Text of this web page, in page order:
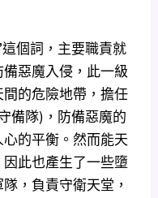
個詞，主要職責就
惡魔入侵，此一級
的危險地帶，擔任
備隊)，防備惡魔的
的平衡。然而能天
此也產生了一些墮
，負責守衛天堂，